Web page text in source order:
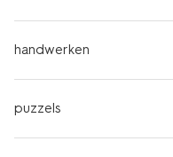
handwerken
puzzels